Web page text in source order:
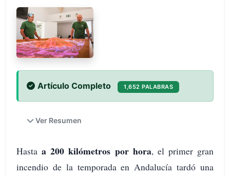
Artículo Completo 1,652 PALABRAS
Ver Resumen
Hastaa 200 kilómetros por hora, el primer gran
incendio de la temporada en Andalucía tardó una